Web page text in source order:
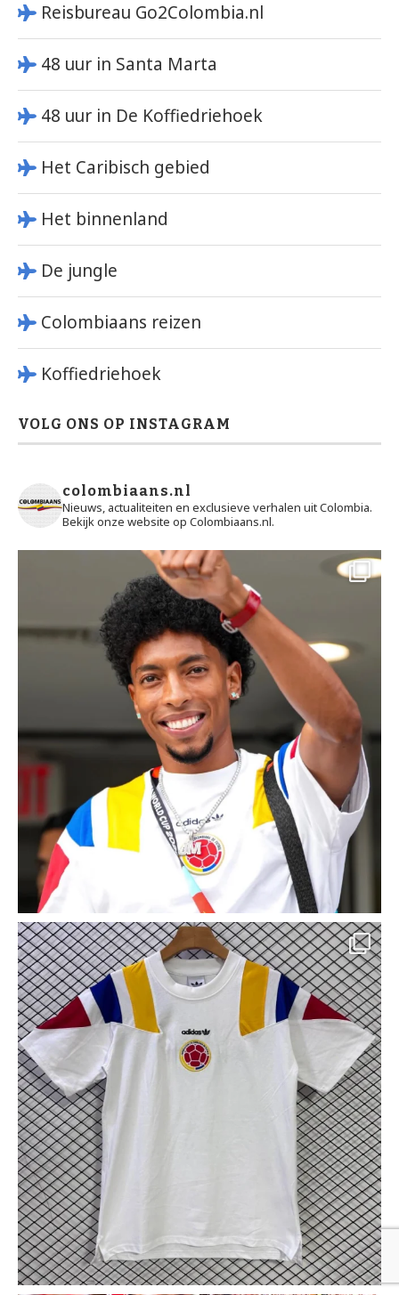
Reisbureau Go2Colombia.nl
48 uur in Santa Marta
48 uur in De Koffiedriehoek
Het Caribisch gebied
Het binnenland
De jungle
Colombiaans reizen
Koffiedriehoek
VOLG ONS OP INSTAGRAM
colombiaans.nl
Nieuws, actualiteiten en exclusieve verhalen uit Colombia.
Bekijk onze website op Colombiaans.nl.